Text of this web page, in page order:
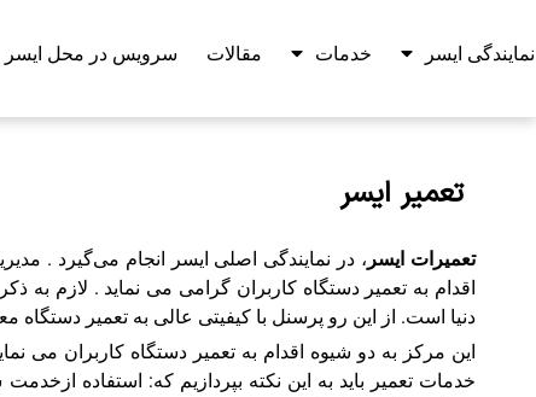
نمایندگی ایسر خدمات مقالات سرویس در محل ایسر
تعمیر ایسر
تعمیرات ایسر ، در نمایندگی اصلی ایسر انجام می‌گیرد .
اقدام به تعمیر دستگاه کاربران گرامی می نماید . لازم به
دنیا است. از این رو پرسنل با کیفیتی عالی به تعمیر دستگاه
این مرکز به دو شیوه اقدام به تعمیر دستگاه کاربران
خدمات تعمیر باید به این نکته بپردازیم که: استفاده